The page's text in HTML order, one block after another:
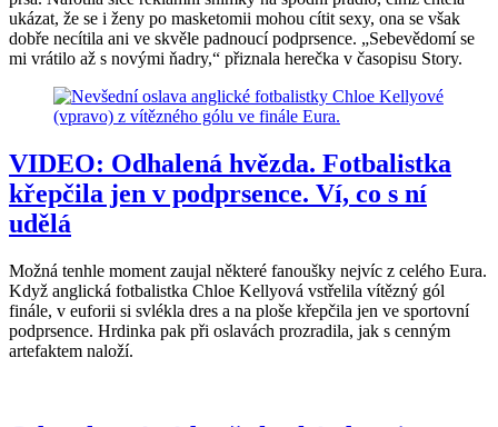
ukázat, že se i ženy po masketomii mohou cítit sexy, ona se však
dobře necítila ani ve skvěle padnoucí podprsence. „Sebevědomí se
mi vrátilo až s novými ňadry,“ přiznala herečka v časopisu Story.
VIDEO: Odhalená hvězda. Fotbalistka
křepčila jen v podprsence. Ví, co s ní
udělá
Možná tenhle moment zaujal některé fanoušky nejvíc z celého Eura.
Když anglická fotbalistka Chloe Kellyová vstřelila vítězný gól
finále, v euforii si svlékla dres a na ploše křepčila jen ve sportovní
podprsence. Hrdinka pak při oslavách prozradila, jak s cenným
artefaktem naloží.